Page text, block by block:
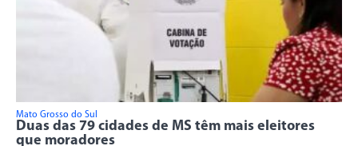
Mato Grosso do Sul
Duas das 79 cidades de MS têm mais eleitores
que moradores